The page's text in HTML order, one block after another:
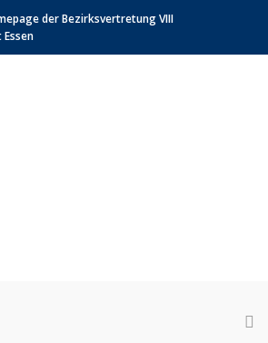
der Bezirksvertretung VIII